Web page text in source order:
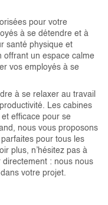
pour votre
à se détendre et à
santé physique et
offrant un espace calme
vos employés à se
à se relaxer au travail
Les cabines
efficace pour se
nous vous proposons
pour tous les
plus, n’hésitez pas à
: nous nous
votre projet.